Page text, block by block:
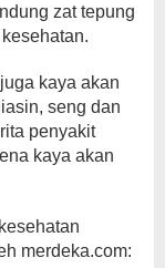
zat tepung
kaya akan
seng dan
penyakit
kaya akan
merdeka.com: